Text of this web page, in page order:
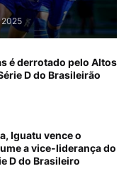
é derrotado pelo Altos
D do Brasileirão
Iguatu vence o
a vice-liderança do
D do Brasileiro